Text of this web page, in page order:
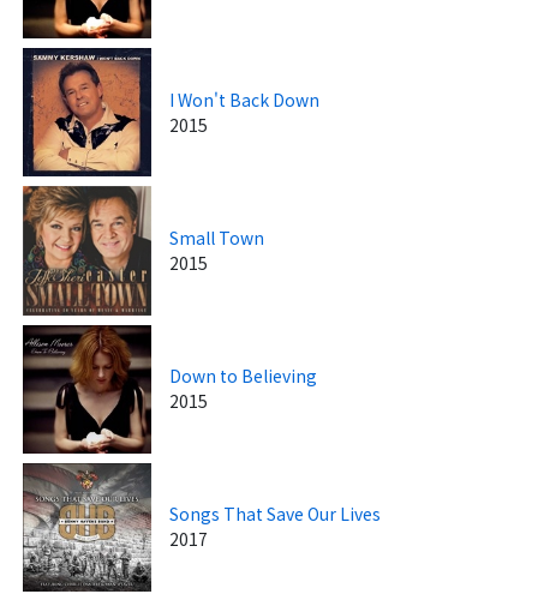
I Won't Back Down
2015
Small Town
2015
Down to Believing
2015
Songs That Save Our Lives
2017